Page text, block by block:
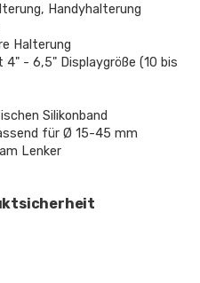
Handyhalterung
Halterung
4" - 6,5" Displaygröße (10 bis
Silikonband
für Ø 15-45 mm
Lenker